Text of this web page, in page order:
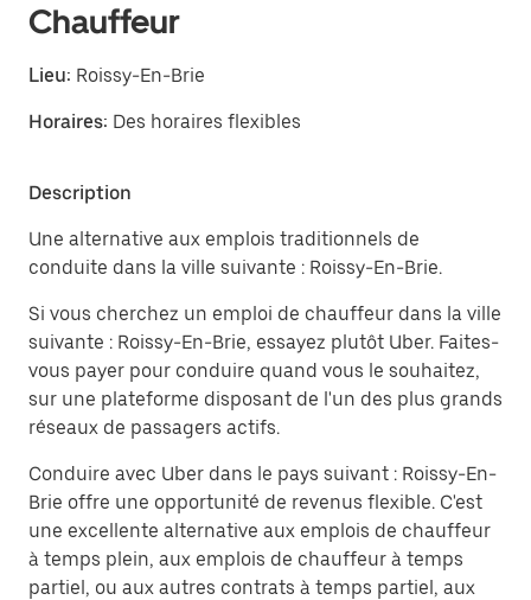
Chauffeur
Lieu: Roissy-En-Brie
Horaires: Des horaires flexibles
Description
Une alternative aux emplois traditionnels de
conduite dans la ville suivante : Roissy-En-Brie.
Si vous cherchez un emploi de chauffeur dans la ville
suivante : Roissy-En-Brie, essayez plutôt Uber. Faites-
vous payer pour conduire quand vous le souhaitez,
sur une plateforme disposant de l'un des plus grands
réseaux de passagers actifs.
Conduire avec Uber dans le pays suivant : Roissy-En-
Brie offre une opportunité de revenus flexible. C'est
une excellente alternative aux emplois de chauffeur
à temps plein, aux emplois de chauffeur à temps
partiel, ou aux autres contrats à temps partiel, aux